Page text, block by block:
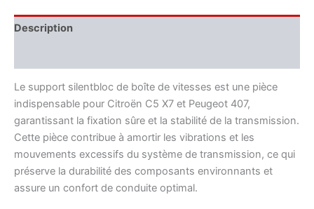
Réf.
181394
Description
Le support silentbloc de boîte de vitesses est une pièce
indispensable pour Citroën C5 X7 et Peugeot 407,
garantissant la fixation sûre et la stabilité de la transmission.
Cette pièce contribue à amortir les vibrations et les
mouvements excessifs du système de transmission, ce qui
préserve la durabilité des composants environnants et
assure un confort de conduite optimal.